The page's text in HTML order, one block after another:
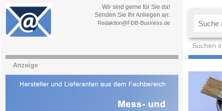
Wir sind gerne für Sie da!
Senden Sie Ihr Anliegen an:
Redaktion@FDB-Business.de
Suchen
Anzeige